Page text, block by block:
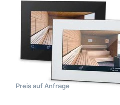
EOS EmoTouch
3 - Preis und
Lieferzeit nur
auf Anfrage
Saunasteuergerät,
Touchscreen
Preis auf Anfrage